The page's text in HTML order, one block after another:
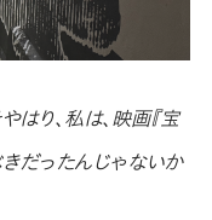
はり、私は、映画『宝
だったんじゃないか